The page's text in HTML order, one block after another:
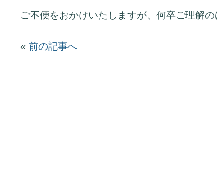
ご不便をおかけいたしますが、何卒ご理解
« 前の記事へ